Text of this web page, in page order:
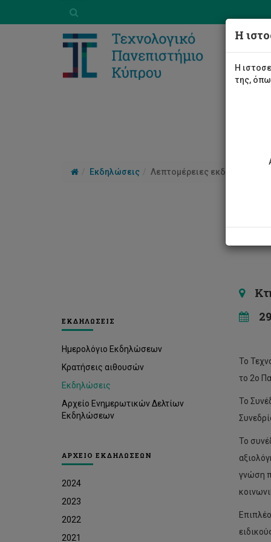
Εκδηλώσεις Λεπτομέρειες εκδήλωσης
ΕΚΔΗΛΩΣΕΙΣ
Ημερολόγιο Εκδηλώσεων
Κρατήσεις αιθουσών
Εκδηλώσεις
Αρχείο Ενημερωτικών Δελτίων
Εκδηλώσεων
ΑΡΧΕΙΟ ΕΚΔΗΛΩΣΕΩΝ
2024
2023
2022
2021
2ο
Το
το 2ο
Το
Το
γνώση
Η
Η
της,